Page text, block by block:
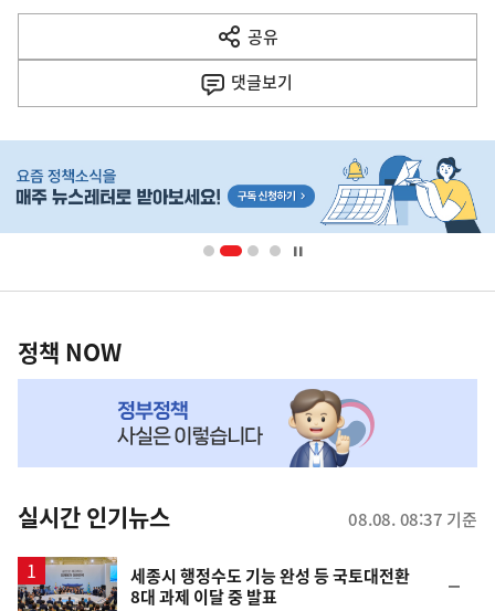
다
음
공유
열
기
댓글보기
단
영
책
NOW,
뉴
스
정책 NOW
실시간 인기뉴스 08.08. 08:37 기준
세종시 행정수도 기능 완성 등 국토대전환
8대 과제 이달 중 발표